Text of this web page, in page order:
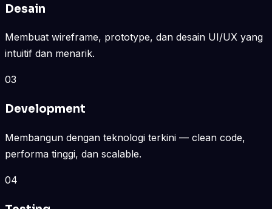
Desain
Membuat wireframe, prototype, dan desain UI/UX yang
intuitif dan menarik.
03
Development
Membangun dengan teknologi terkini — clean code,
performa tinggi, dan scalable.
04